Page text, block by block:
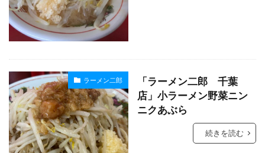
ラーメン二郎
「ラーメン二郎 千葉
店」小ラーメン野菜ニン
ニクあぶら
続きを読む